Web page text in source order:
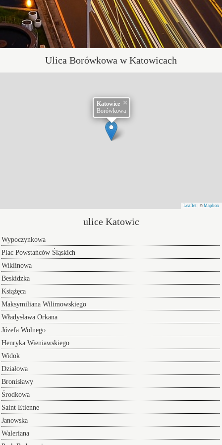
Ulica Borówkowa w Katowicach
Katowice
Borówkowa
×
Leaflet | © Mapbox
ulice Katowic
Wypoczynkowa
Plac Powstańców Śląskich
Wiklinowa
Beskidzka
Książęca
Maksymiliana Wilimowskiego
Władysława Orkana
Józefa Wolnego
Henryka Wieniawskiego
Widok
Działowa
Bronisławy
Środkowa
Saint Etienne
Janowska
Waleriana